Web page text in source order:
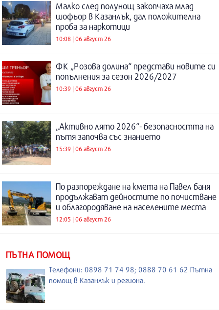
Малко след полунощ закопчаха млад
шофьор в Казанлък, дал положителна
проба за наркотици
10:08 | 06 август 26
ФК „Розова долина“ представи новите си
попълнения за сезон 2026/2027
10:39 | 06 август 26
„Активно лято 2026“- безопасността на
пътя започва със знанието
15:39 | 06 август 26
По разпореждане на кмета на Павел баня
продължават дейностите по почистване
и облагородяване на населените места
12:05 | 06 август 26
ПЪТНА ПОМОЩ
Телефони: 0898 71 74 98; 0888 70 61 62 Пътна
помощ в Казанлък и региона.